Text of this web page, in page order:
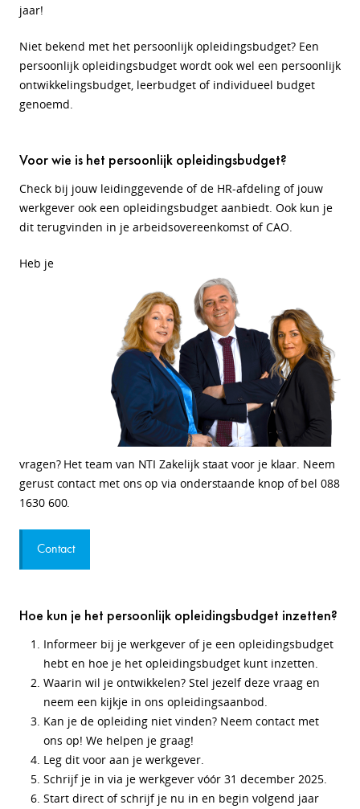
jaar!
Niet bekend met het persoonlijk opleidingsbudget? Een
persoonlijk opleidingsbudget wordt ook wel een persoonlijk
ontwikkelingsbudget, leerbudget of individueel budget
genoemd.
Voor wie is het persoonlijk opleidingsbudget?
Check bij jouw leidinggevende of de HR-afdeling of jouw
werkgever ook een opleidingsbudget aanbiedt. Ook kun je
dit terugvinden in je arbeidsovereenkomst of CAO.
Heb je
vragen? Het team van NTI Zakelijk staat voor je klaar. Neem
gerust contact met ons op via onderstaande knop of bel 088
1630 600.
Contact
Hoe kun je het persoonlijk opleidingsbudget inzetten?
Informeer bij je werkgever of je een opleidingsbudget
hebt en hoe je het opleidingsbudget kunt inzetten.
Waarin wil je ontwikkelen? Stel jezelf deze vraag en
neem een kijkje in ons opleidingsaanbod.
Kan je de opleiding niet vinden? Neem contact met
ons op! We helpen je graag!
Leg dit voor aan je werkgever.
Schrijf je in via je werkgever vóór 31 december 2025.
Start direct of schrijf je nu in en begin volgend jaar